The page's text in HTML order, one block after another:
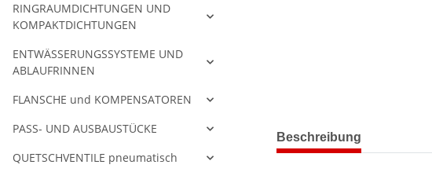
weitere Registerkarten
Beschreibung
RINGRAUMDICHTUNGEN UND
KOMPAKTDICHTUNGEN
ENTWÄSSERUNGSSYSTEME UND
ABLAUFRINNEN
FLANSCHE und KOMPENSATOREN
PASS- UND AUSBAUSTÜCKE
QUETSCHVENTILE pneumatisch